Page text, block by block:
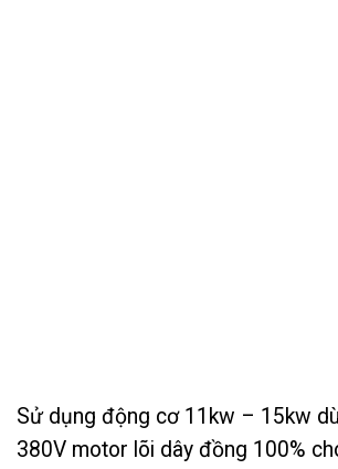
Sử dụng động cơ 11kw – 15kw
380V motor lõi dây đồng 100%